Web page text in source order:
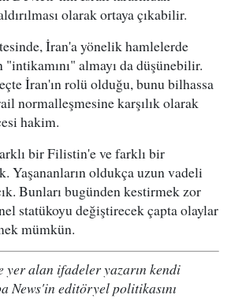
olarak ortaya çıkabilir.
İran'a yönelik hamlelerde
"intikamını" almayı da düşünebilir.
İran'ın rolü olduğu, bunu bilhassa
normalleşmesine karşılık olarak
hakim.
bir Filistin'e ve farklı bir
Yaşananların oldukça uzun vadeli
Bunları bugünden kestirmek zor
statükoyu değiştirecek çapta olaylar
mümkün.
yer alan ifadeler yazarın kendi
News'in editöryel politikasını